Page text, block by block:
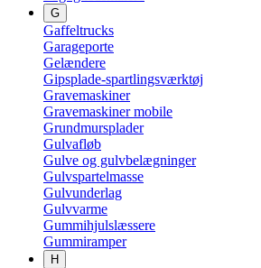
G
Gaffeltrucks
Garageporte
Gelændere
Gipsplade-spartlingsværktøj
Gravemaskiner
Gravemaskiner mobile
Grundmursplader
Gulvafløb
Gulve og gulvbelægninger
Gulvspartelmasse
Gulvunderlag
Gulvvarme
Gummihjulslæssere
Gummiramper
H